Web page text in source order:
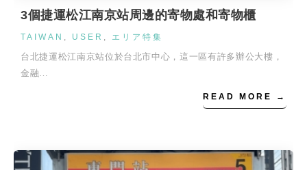
3個捷運松江南京站周邊的寄物處和寄物櫃
TAIWAN , USER , エリア特集
台北捷運松江南京站位於台北市中心，這一區有許多辦公大樓，
金融…
READ MORE →